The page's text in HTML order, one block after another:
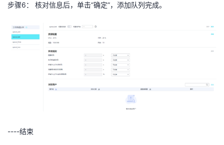
步骤6： 核对信息后，单击“确定”，添加队列完成。
----结束